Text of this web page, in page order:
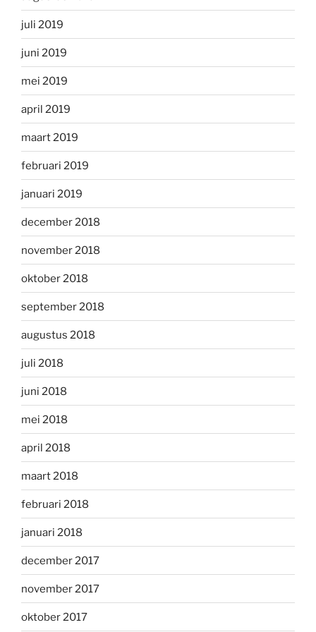
juli 2019
juni 2019
mei 2019
april 2019
maart 2019
februari 2019
januari 2019
december 2018
november 2018
oktober 2018
september 2018
augustus 2018
juli 2018
juni 2018
mei 2018
april 2018
maart 2018
februari 2018
januari 2018
december 2017
november 2017
oktober 2017